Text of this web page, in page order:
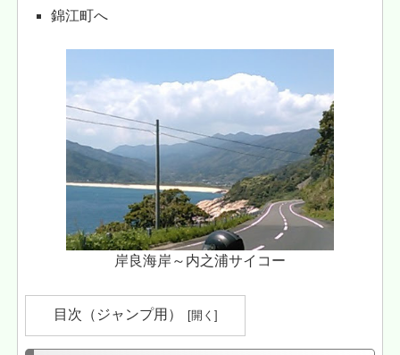
錦江町へ
岸良海岸～内之浦サイコー
目次（ジャンプ用）